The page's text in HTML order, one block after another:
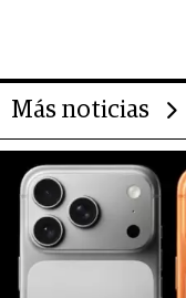
Más noticias